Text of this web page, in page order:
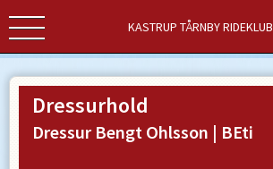
KASTRUP TÅRNBY RIDEKLUB
Dressurhold
Dressur Bengt Ohlsson | BEti
Kastrup
Tårnby
Rideklub
Ugandavej